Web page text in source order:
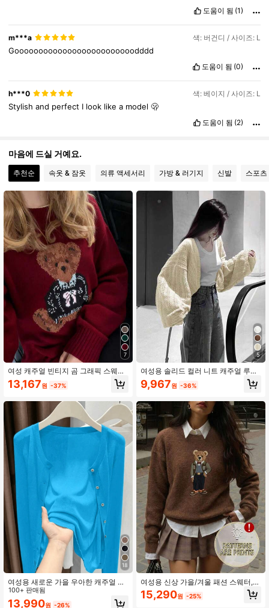
4.84
도움이 됨 (1)
m***a 색: 버건디 / 사이즈: L
Gooooooooooooooooooooooooodddd
도움이 됨 (0)
h***0 색: 베이지 / 사이즈: L
Stylishand perfect I look likea model🫢
도움이 됨 (2)
마음에 드실 거예요.
추천순 속옷 & 잠옷 의류 액세서리 가방 & 러기지 신발 스포
7
여성 캐주얼 빈티지 곰 그래픽 스웨터,
발렌타인 데이 데이트, 가을/겨울 상
의, Y2K, 사우디 국경일을 위한 아늑한
13,167원 -37%
18
여성용 새로운 가을 우아한 캐주얼 니
트 얇은 가디건, 솔리드 컬러 라운드
넥 긴팔 싱글 버튼, 패션 미니멀리스트
100+ 판매됨
13,990원 -26%
5
여성용 솔리드 컬러 니트 캐주얼 루즈
핏 긴팔 가디건 여름
9,967원 -36%
여성용 신상 가을/겨울 패션 스웨터,
레트로 신사 곰 패턴. 이 루즈핏 라운
드넥 긴팔 스웨터는 부드럽고 편안한
15,290원 -25%